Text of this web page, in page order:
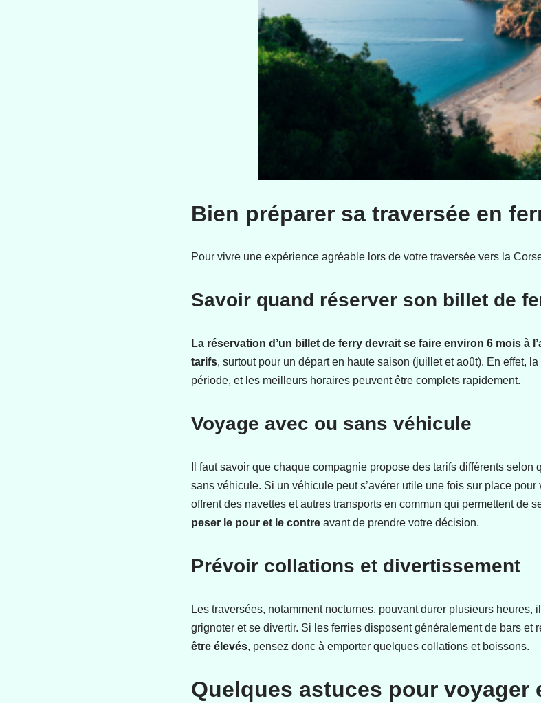
Bien préparer sa traversée en
Pour vivre une expérience agréable lors de votre traversée vers la
Savoir quand réserver son billet de
La réservation d’un billet de ferry devrait se faire environ 6 mois à
tarifs, surtout pour un départ en haute saison (juillet et août). En effet,
période, et les meilleurs horaires peuvent être complets rapidement.
Voyage avec ou sans véhicule
Il faut savoir que chaque compagnie propose des tarifs différents selon
sans véhicule. Si un véhicule peut s’avérer utile une fois sur place
offrent des navettes et autres transports en commun qui permettent de
peser le pour et le contreavant de prendre votre décision.
Prévoir collations et divertissement
Les traversées, notamment nocturnes, pouvant durer plusieurs heures,
grignoter et se divertir. Si les ferries disposent généralement de bars et
être élevés, pensez donc à emporter quelques collations et boissons.
Quelques astuces pour voyager